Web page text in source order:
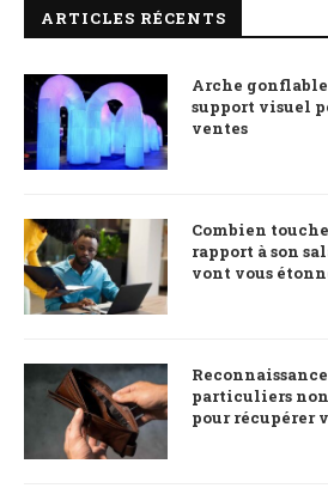
ARTICLES RÉCENTS
Arche
support visuel
ventes
Combien
rapport à son
vont vous
particuliers non
pour récupérer